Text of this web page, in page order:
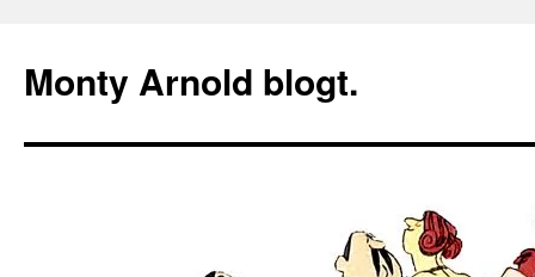
springen
Monty Arnold blogt.